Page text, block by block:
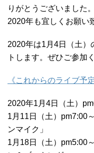
りがとうございました。
2020年も宜しくお願い
2020年は1月4日（土）
トします。ぜひご参加
《これからのライブ予定
2020年1月4日（土）
1月11日（土）pm7:00
ンマイク」
1月18日（土）pm5:00